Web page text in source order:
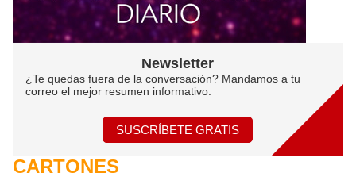
Newsletter
¿Te quedas fuera de la conversación? Mandamos a tu
correo el mejor resumen informativo.
SUSCRÍBETE GRATIS
CARTONES